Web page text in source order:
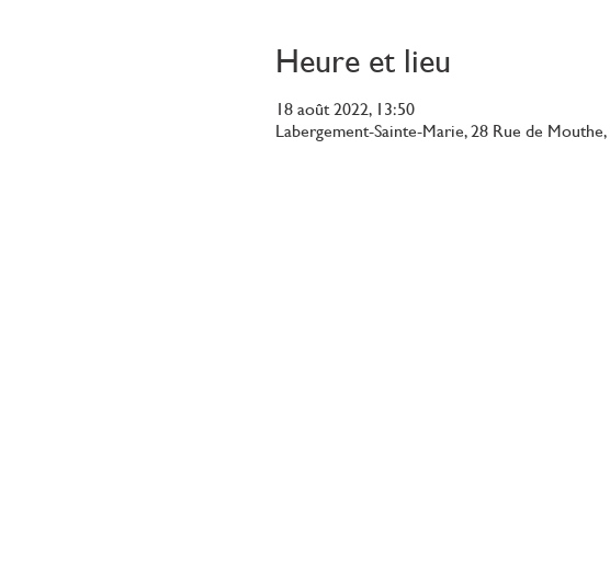
Heure et lieu
18 août 2022, 13:50
Labergement-Sainte-Marie, 28 Rue de